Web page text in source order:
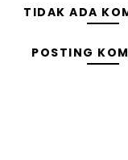
TIDAK ADA
POSTING